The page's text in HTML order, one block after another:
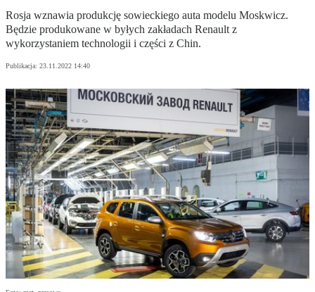
Rosja wznawia produkcję sowieckiego auta modelu Moskwicz.
Będzie produkowane w byłych zakładach Renault z
wykorzystaniem technologii i części z Chin.
Publikacja: 23.11.2022 14:40